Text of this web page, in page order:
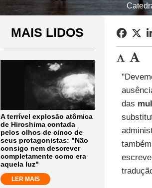
MAIS LIDOS
A terrível explosão atômica
de Hiroshima contada
pelos olhos de cinco de
seus protagonistas: "Não
consigo nem descrever
completamente como era
aquela luz"
LER MAIS
das
escreve